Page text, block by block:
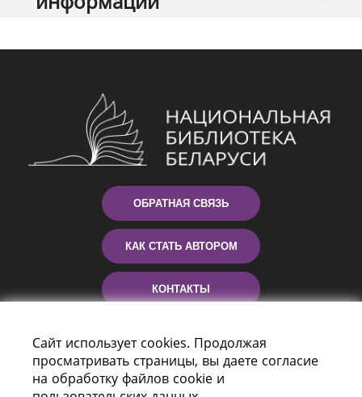
ОБРАТНАЯ СВЯЗЬ
КАК СТАТЬ АВТОРОМ
КОНТАКТЫ
Сайт использует cookies. Продолжая
просматривать страницы, вы даете согласие
на обработку файлов cookie и